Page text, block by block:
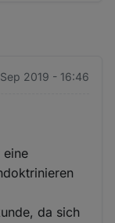
2019 - 16:46
eine
da sich